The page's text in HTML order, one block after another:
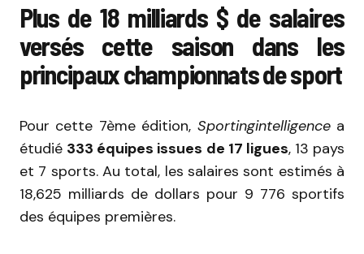
Plus de 18 milliards $ de salaires
versés cette saison dans les
principaux championnats de sport
Pour cette 7ème édition, Sportingintelligencea
étudié 333 équipes issues de 17 ligues, 13 pays
et 7 sports. Au total, les salaires sont estimés à
18,625 milliards de dollars pour 9 776 sportifs
des équipes premières.